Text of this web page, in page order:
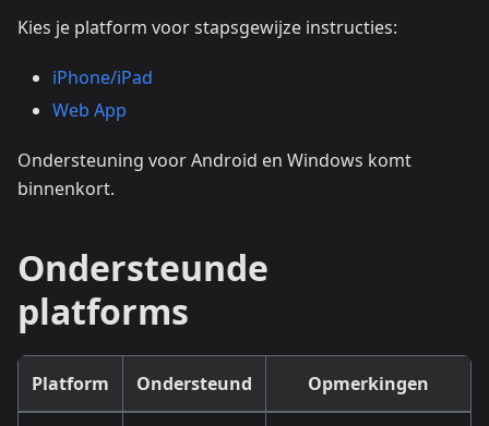
Kies je platform voor stapsgewijze instructies:
iPhone/iPad
Web App
Ondersteuning voor Android en Windows komt
binnenkort.
Ondersteunde
platforms
Platform Ondersteund Opmerkingen